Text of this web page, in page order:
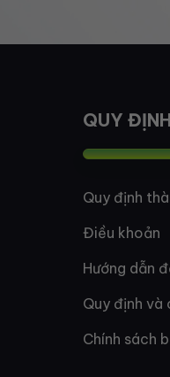
QUY
Quy định
Điều khoản
Hướng dẫn
Quy định và
Chính sách